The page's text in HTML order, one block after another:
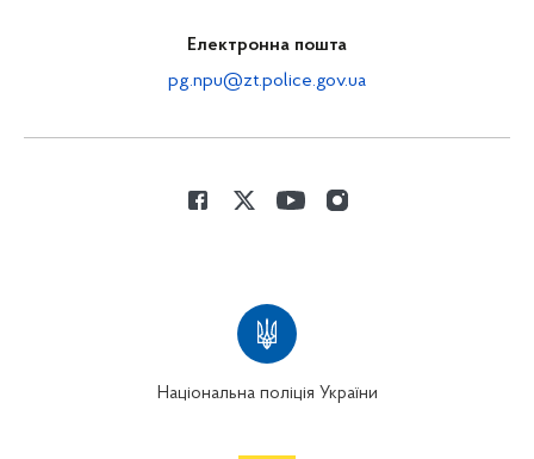
Електронна пошта
pg.npu@zt.police.gov.ua
Національна поліція України